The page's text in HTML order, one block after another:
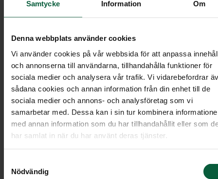
Samtycke Information Om
Denna webbplats använder cookies
Vi använder cookies på vår webbsida för att anpassa
och annonserna till användarna, tillhandahålla funktioner för
sociala medier och analysera vår trafik. Vi vidarebefordrar
sådana cookies och annan information från din enhet till de
sociala medier och annons- och analysföretag som vi
samarbetar med. Dessa kan i sin tur kombinera
med annan information som du har tillhandahållit eller som
har samlat in när du har använt deras tjänster.
Nödvändig
Det är vanligt att inkludera en dikt eller vers
för att uttrycka känslor och ge annonsen en
personlig prägel. Här finns inspiration för
verser och dikter som kan väljas till